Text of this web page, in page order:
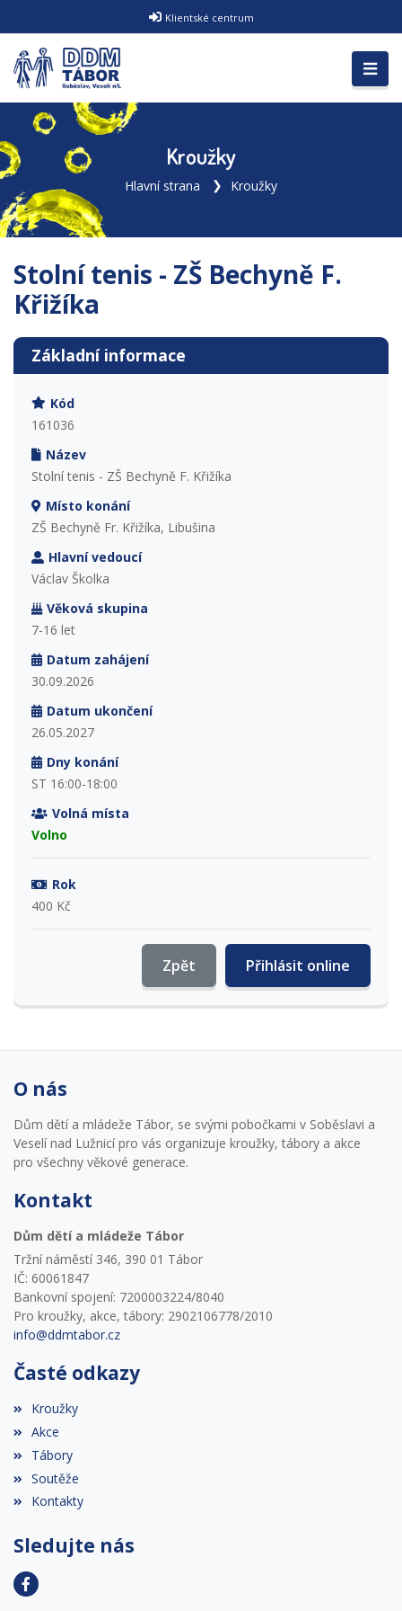
Klientské centrum
Kroužky
Hlavní strana Kroužky
Stolní tenis - ZŠ Bechyně F.
Křižíka
Základní informace
Kód
161036
Název
Stolní tenis - ZŠ Bechyně F. Křižíka
Místo konání
ZŠ Bechyně Fr. Křižíka, Libušina
Hlavní vedoucí
Václav Školka
Věková skupina
7-16 let
Datum zahájení
30.09.2026
Datum ukončení
26.05.2027
Dny konání
ST 16:00-18:00
Volná místa
Volno
Rok
400 Kč
Přihlásit online
Zpět
O nás
Dům dětí a mládeže Tábor, se svými pobočkami v Soběslavi a
Veselí nad Lužnicí pro vás organizuje kroužky, tábory a akce
pro všechny věkové generace.
Kontakt
Dům dětí a mládeže Tábor
Tržní náměstí 346, 390 01 Tábor
IČ: 60061847
Bankovní spojení: 7200003224/8040
Pro kroužky, akce, tábory: 2902106778/2010
info@ddmtabor.cz
Časté odkazy
Kroužky
Akce
Tábory
Soutěže
Kontakty
Sledujte nás